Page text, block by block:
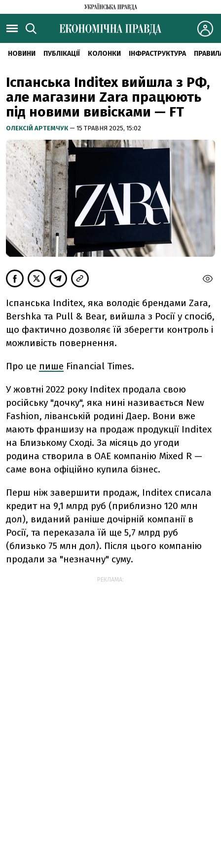
НОВИНИ ПУБЛІКАЦІЇ КОЛОНКИ ІНФРАСТРУКТУРА
Іспанська Inditex вийшла з РФ,
але магазини Zara працюють
під новими вивісками — FT
ОЛЕКСІЙ АРТЕМЧУК — 15 ТРАВНЯ 2025, 15:02
Іспанська Inditex, яка володіє брендами Zara,
Bershka та Pull & Bear, вийшла з Росії у спосіб,
що фактично дозволяє їй зберегти контроль і
можливість повернення.
Про це пише Financial Times.
У жовтні 2022 року Inditex продала свою
російську "дочку", яка нині називається New
Fashion, ліванській родині Даер. Вони вже
мають франшизу на продаж продукції Inditex
на Близькому Сході. За місяць до угоди
родина створила в ОАЕ компанію Mixed R —
саме вона офіційно купила бізнес.
Перш ніж завершити продаж, Inditex списала
кредит на 9,1 млрд руб (приблизно 120 млн
дол), виданий раніше дочірній компанії в
Росії, та переказала їй ще 5,7 млрд руб
(близько 75 млн дол). Після цього компанію
продали за "незначну" суму.
РЕКЛАМА: